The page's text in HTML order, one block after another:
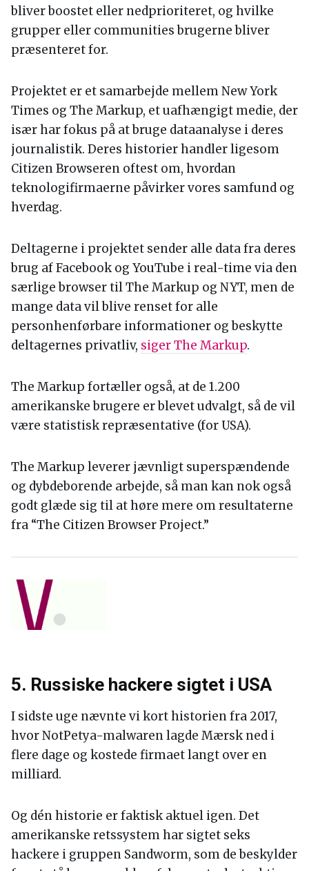
bliver boostet eller nedprioriteret, og hvilke
grupper eller communities brugerne bliver
præsenteret for.
Projektet er et samarbejde mellem New York
Times og The Markup, et uafhængigt medie, der
især har fokus på at bruge dataanalyse i deres
journalistik. Deres historier handler ligesom
Citizen Browseren oftest om, hvordan
teknologifirmaerne påvirker vores samfund og
hverdag.
Deltagerne i projektet sender alle data fra deres
brug af Facebook og YouTube i real-time via den
særlige browser til The Markup og NYT, men de
mange data vil blive renset for alle
personhenførbare informationer og beskytte
deltagernes privatliv, siger The Markup.
The Markup fortæller også, at de 1.200
amerikanske brugere er blevet udvalgt, så de vil
være statistisk repræsentative (for USA).
The Markup leverer jævnligt superspændende
og dybdeborende arbejde, så man kan nok også
godt glæde sig til at høre mere om resultaterne
fra “The Citizen Browser Project.”
5. Russiske hackere sigtet i USA
I sidste uge nævnte vi kort historien fra 2017,
hvor NotPetya-malwaren lagde Mærsk ned i
flere dage og kostede firmaet langt over en
milliard.
Og dén historie er faktisk aktuel igen. Det
amerikanske retssystem har sigtet seks
hackere i gruppen Sandworm, som de beskylder